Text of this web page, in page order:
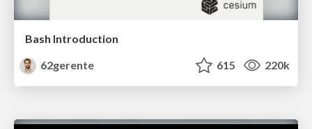
Bash Introduction
62gerente
615 220k